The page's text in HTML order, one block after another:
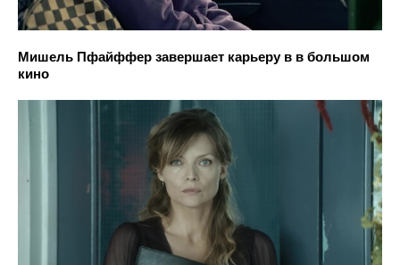
Мишель Пфайффер завершает карьеру в в большом
кино